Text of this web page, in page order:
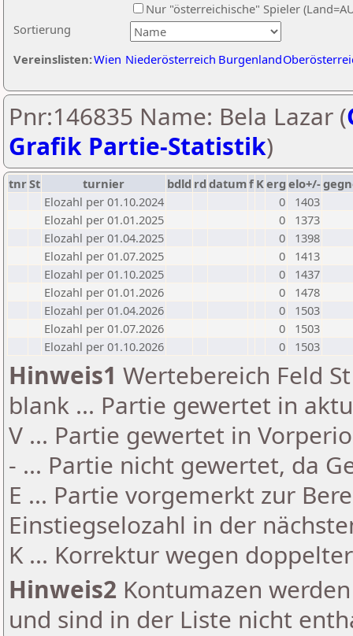
Sortierung
Nur "österreichische" Spieler
Vereinslisten:Wien Niederösterreich Burgenland
Pnr:146835 Name: Bela Lazar (
Grafik Partie-Statistik)
tnrSt turnier bdld rd datumf Kerg elo+/-
Elozahl per 01.10.2024
0
1403
Elozahl per 01.01.2025
0
1373
Elozahl per 01.04.2025
0
1398
Elozahl per 01.07.2025
0
1413
Elozahl per 01.10.2025
0
1437
Elozahl per 01.01.2026
0
1478
Elozahl per 01.04.2026
0
1503
Elozahl per 01.07.2026
0
1503
Elozahl per 01.10.2026
0 1503
Hinweis1 Wertebereich Feld
blank ... Partie gewertet in
V ... Partie gewertet in
- ... Partie nicht gewertet, da
E ... Partie vorgemerkt zur
Einstiegselozahl in der
K ... Korrektur wegen
Hinweis2 Kontumazen
und sind in der Liste nicht